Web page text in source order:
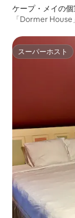
ケープ・メイの個
「Dormer
スーパーホスト
スーパーホスト